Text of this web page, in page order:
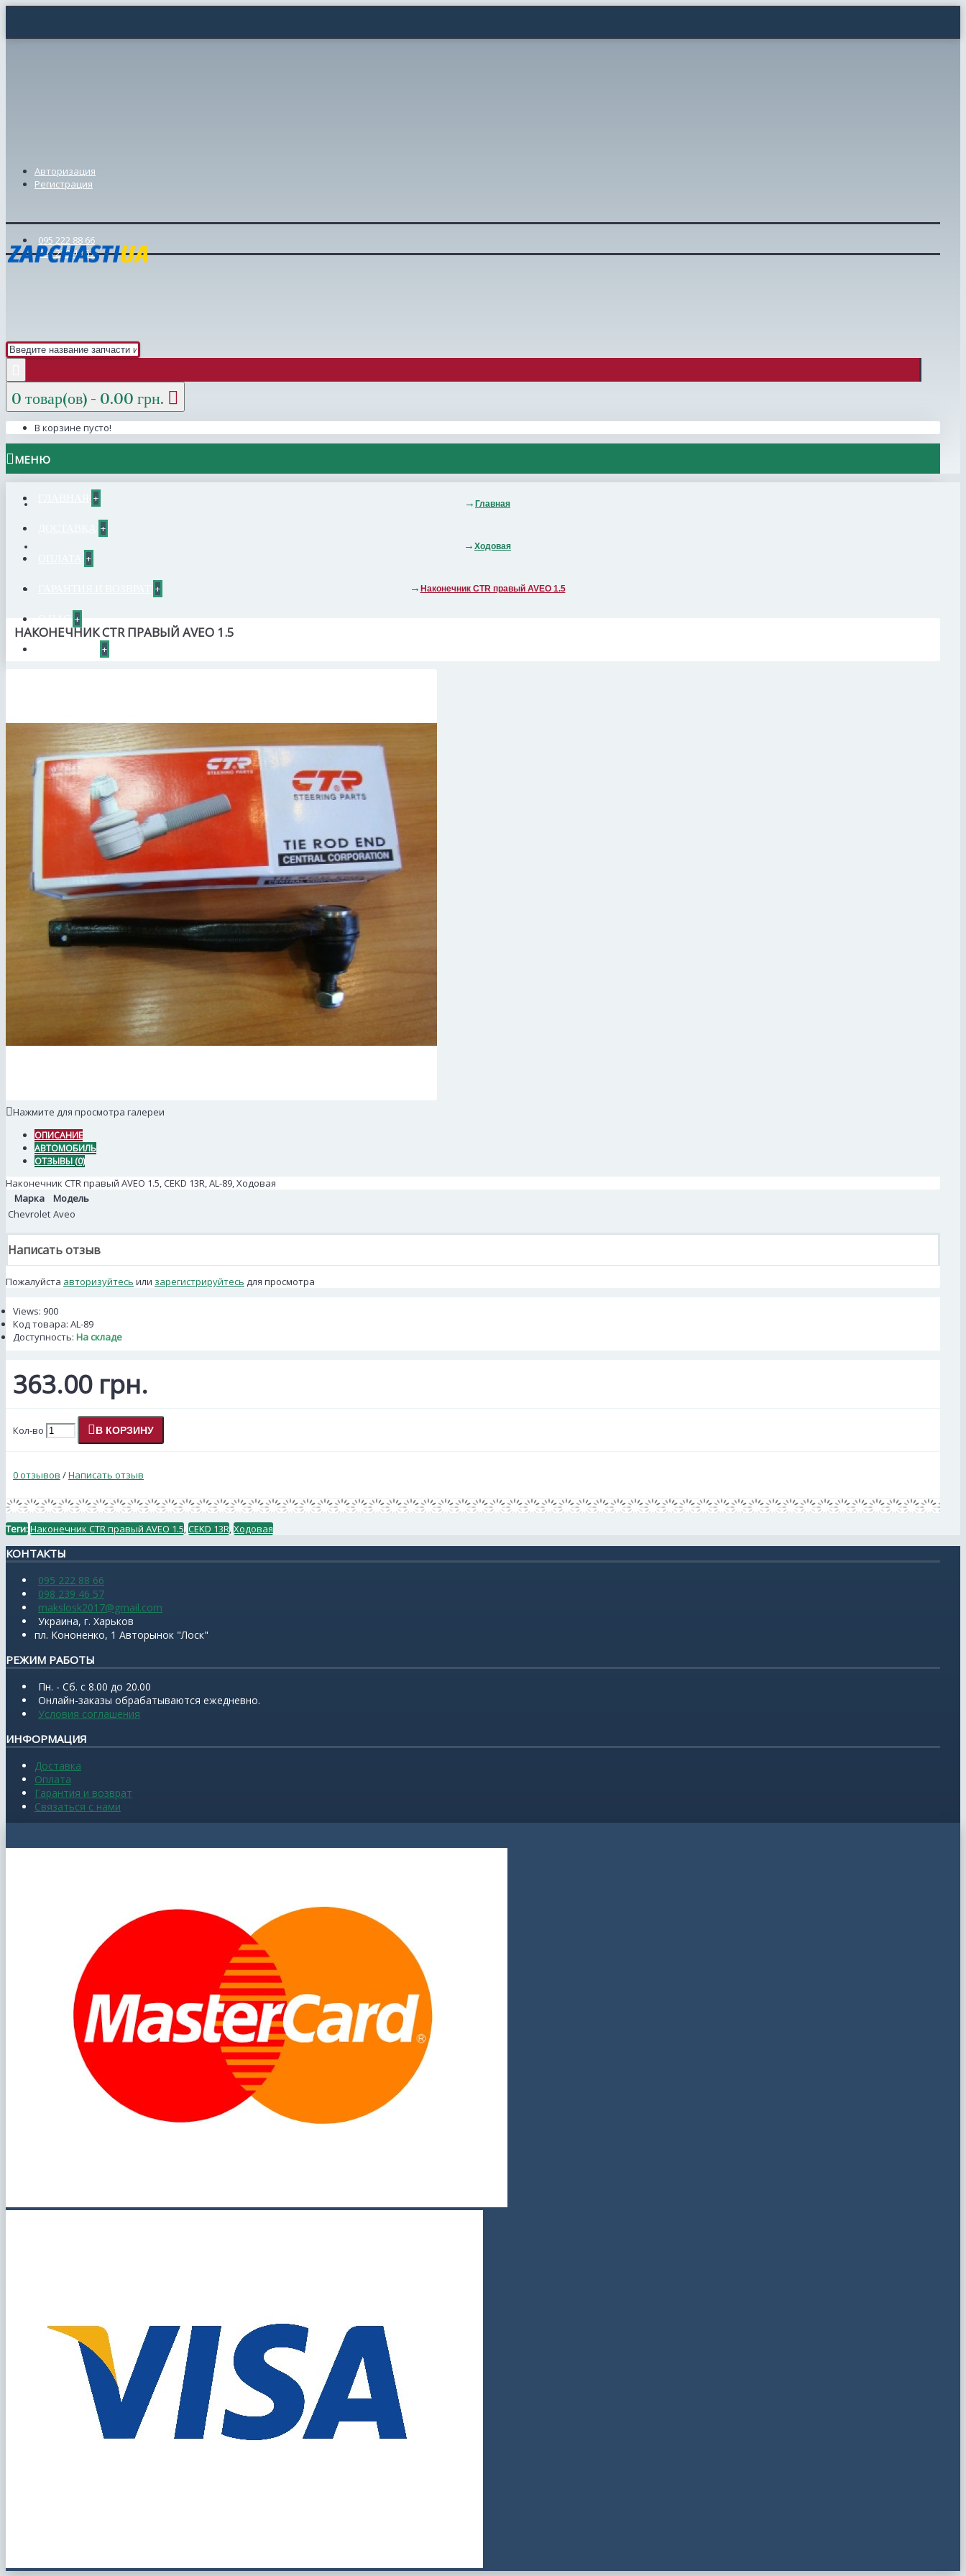
Авторизация
Регистрация
095 222 88 66
098 239 46 57
0 товар(ов) - 0.00 грн.
В корзине пусто!
МЕНЮ
+
+
+
+
+
+
Главная
Ходовая
Наконечник CTR правый AVEO 1.5
НАКОНЕЧНИК CTR ПРАВЫЙ AVEO 1.5
Нажмите для просмотра галереи
ОПИСАНИЕ
АВТОМОБИЛЬ
ОТЗЫВЫ (0)
Наконечник CTR правый AVEO 1.5, CEKD 13R, AL-89, Ходовая
Марка
Модель
Chevrolet Aveo
Написать отзыв
Пожалуйста авторизуйтесь или зарегистрируйтесь для просмотра
Views: 900
Код товара: AL-89
Доступность: На складе
363.00 грн.
Кол-во В КОРЗИНУ
0 отзывов /Написать отзыв
Теги:Наконечник CTR правый AVEO 1.5,CEKD 13R,Ходовая
КОНТАКТЫ
095 222 88 66
098 239 46 57
makslosk2017@gmail.com
Украина, г. Харьков
пл. Кононенко, 1 Авторынок "Лоск"
РЕЖИМ РАБОТЫ
Пн. - Сб. с 8.00 до 20.00
Онлайн-заказы обрабатываются ежедневно.
Условия соглашения
ИНФОРМАЦИЯ
Доставка
Оплата
Гарантия и возврат
Связаться с нами